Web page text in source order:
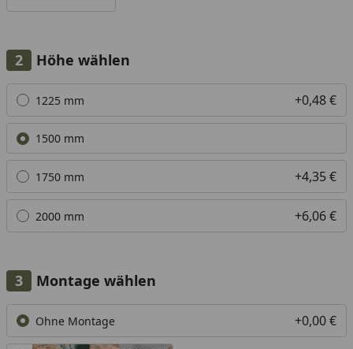
Höhe wählen
Alle anzeigen (4)
1225 mm +0,48 €
1500 mm
1750 mm +4,35 €
2000 mm +6,06 €
Montage wählen
Ohne Montage +0,00 €